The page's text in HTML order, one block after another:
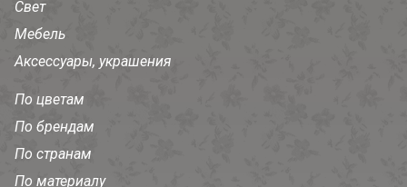
Свет
Мебель
Аксессуары, украшения
По цветам
По брендам
По странам
По материалу